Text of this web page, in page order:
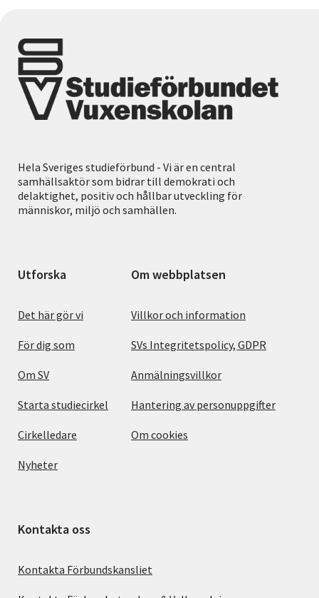
Hela Sveriges studieförbund - Vi är en central
samhällsaktör som bidrar till demokrati och
delaktighet, positiv och hållbar utveckling för
människor, miljö och samhällen.
Utforska
Det här gör vi
För dig som
Om SV
Starta studiecirkel
Cirkelledare
Nyheter
Om webbplatsen
Villkor och information
SVs Integritetspolicy, GDPR
Anmälningsvillkor
Hantering av personuppgifter
Om cookies
Kontakta oss
Kontakta Förbundskansliet